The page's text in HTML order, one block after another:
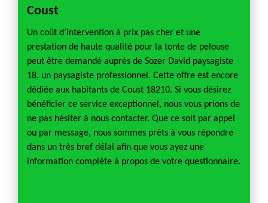
Coust
Un coût d’intervention à prix pas cher et une
prestation de haute qualité pour la tonte de pelouse
peut être demandé auprès de Sozer David paysagiste
18, un paysagiste professionnel. Cette offre est encore
dédiée aux habitants de Coust 18210. Si vous désirez
bénéficier ce service exceptionnel, nous vous prions de
ne pas hésiter à nous contacter. Que ce soit par appel
ou par message, nous sommes prêts à vous répondre
dans un très bref délai afin que vous ayez une
information complète à propos de votre questionnaire.